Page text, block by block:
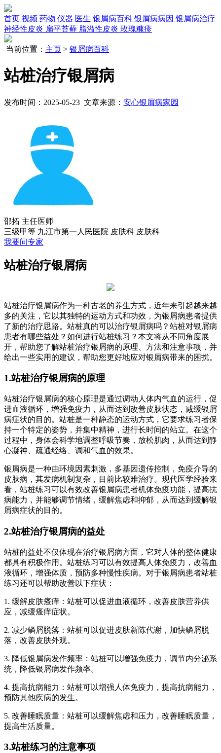
首页 视频 药物 仪器 医生 银屑病百科 银屑病病因 银屑病治疗
神经性皮炎 扁平苔藓 脂溢性皮炎 玫瑰糠疹
当前位置： 主页 > 银屑病百科
站桩治疗银屑病
发布时间：2025-05-23 文章来源： 安心银屑病家园
邵拓 主任医师
三级甲等 九江市第一人民医院 皮肤科 皮肤科
我要问专家
站桩治疗银屑病
站桩治疗银屑病作为一种古老的养生方式，近年来引起越来越
多的关注，它以其独特的运动方式和功效，为银屑病患者提供
了新的治疗思路。站桩真的可以治疗银屑病吗？站桩对银屑病
患者有哪些益处？如何进行站桩练习？本文将从不同角度展
开，帮助您了解站桩治疗银屑病的原理、方法和注意事项，并
给出一些实用的建议，帮助您更好地应对银屑病带来的困扰。
1.站桩治疗银屑病的原理
站桩治疗银屑病的核心原理是通过调动人体内气血的运行，促
进血液循环，增强免疫力，从而达到改善皮肤状态，减缓银屑
病症状的目的。站桩是一种静态的运动方式，它要求练习者保
持一个特定的姿势，并集中精神，进行长时间的站立。在这个
过程中，身体会科学地调整呼吸节奏，放松肌肉，从而达到静
心凝神、疏通经络、调和气血的效果。
银屑病是一种由环境因素刺激，多基因遗传控制，免疫介导的
皮肤病，其发病机制复杂，目前比较难治疗。现代医学经验来
看，站桩练习可以有效改善银屑病患者机体免疫功能，提高抗
病能力，并能够调节情绪，缓解焦虑和抑郁，从而达到缓解银
屑病症状的目的。
2.站桩治疗银屑病的益处
站桩的益处不仅体现在治疗银屑病方面，它对人体的整体健康
都具有积极作用。站桩练习可以有效提高人体免疫力，改善血
液循环，增强体质，预防多种慢性疾病。对于银屑病患者站桩
练习还可以帮助改善以下症状：
1. 缓解皮肤瘙痒：站桩可以促进血液循环，改善皮肤营养供
应，减缓瘙痒症状。
2. 减少鳞屑脱落：站桩可以促进皮肤新陈代谢，加快鳞屑脱
落，改善皮肤外观。
3. 降低银屑病发作频率：站桩可以增强免疫力，调节内分泌系
统，降低银屑病发作频率。
4. 提高抗病能力：站桩可以增强人体免疫力，提高抗病能力，
预防其他疾病的发生。
5. 改善睡眠质量：站桩可以缓解焦虑和压力，改善睡眠质量，
提高生活质量。
3.站桩练习的注意事项